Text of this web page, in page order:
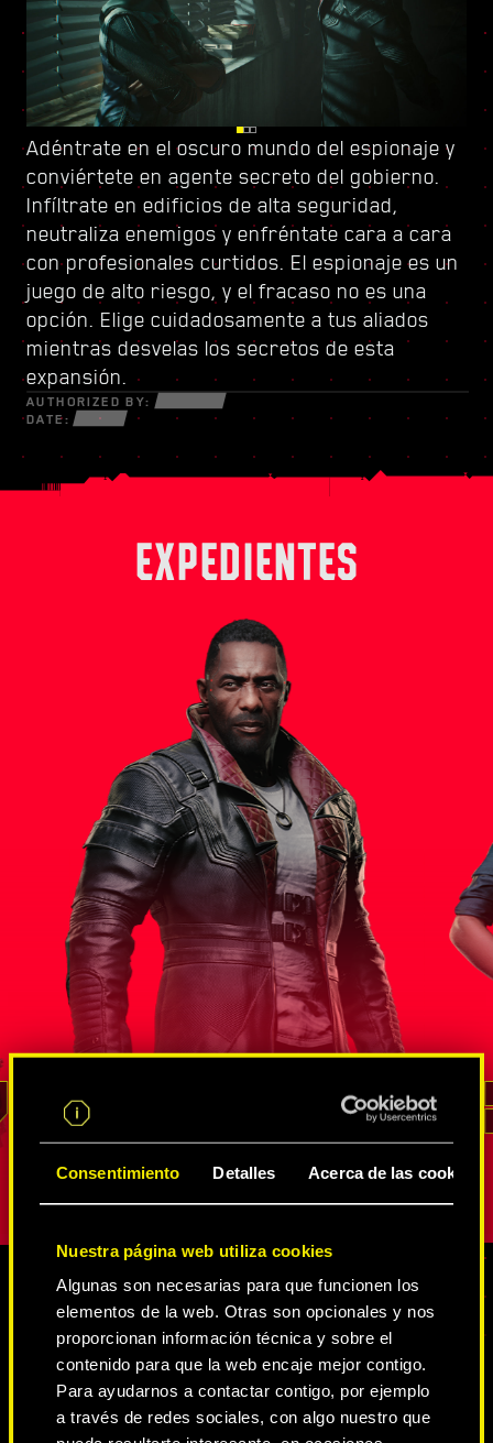
Consentimiento Detalles Acerca de las cookies
Nuestra página web utiliza cookies
Algunas son necesarias para que funcionen los
elementos de la web. Otras son opcionales y nos
proporcionan información técnica y sobre el
contenido para que la web encaje mejor contigo.
Para ayudarnos a contactar contigo, por ejemplo
a través de redes sociales, con algo nuestro que
Adéntrate en el oscuro mundo del espionaje y
conviértete en agente secreto del gobierno.
Infíltrate en edificios de alta seguridad,
neutraliza enemigos y enfréntate cara a cara
con profesionales curtidos. El espionaje es un
juego de alto riesgo, y el fracaso no es una
opción. Elige cuidadosamente a tus aliados
mientras desvelas los secretos de esta
expansión.
AUTHORIZED BY:
DATE:
Vigila tus espaldas en Dogtown, una urbe en
ruinas dentro de otra urbe controlada por
una milicia de gatillo fácil. Sus derruidas
estructuras están repletas de secretos y
oportunidades para aquellos que estén
dispuestos a todo. Dentro de sus muros,
descubrirás encargos y misiones de alta
intensidad con más cosas en juego que nunca.
Sube el listón con
un nuevo árbol de habilidadesy conforma un
estilo de juego único. Usa todas las nuevas
armas y piezas de ciberware a tu disposición
para sobrevivir en un mundo fracturado de
estafadores desesperados, astutos
netrunners y mercenarios sin escrúpulos
dispuestos a todo por el dinero y el poder.
EXPEDIENTES
en
de
recurso
Solomon Reed es un experimentado
agente de la FIA que ha demostrado su
valía en un sinfín de misiones de
inteligencia encubiertas. Él sabe mejor
que nadie cómo sacar provecho de
espías y netrunners
, cómo extraer
información y cómo acceder a los lugares
sentido del deber son inquebrantables.
Alex, en
de
Estados
no ha
CONTENIDO MULTIMEDIA
CYBERPUNK 2077